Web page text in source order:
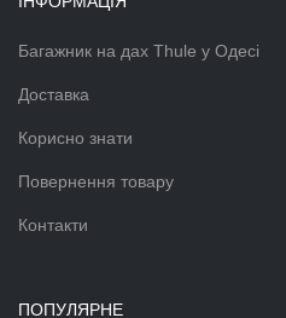
Багажник на дах Thule у Одесі
Доставка
Корисно знати
Повернення товару
Контакти
ПОПУЛЯРНЕ